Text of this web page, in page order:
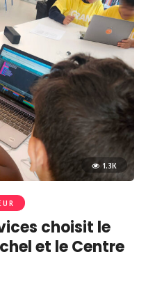
1.3K
choisit le
et le Centre